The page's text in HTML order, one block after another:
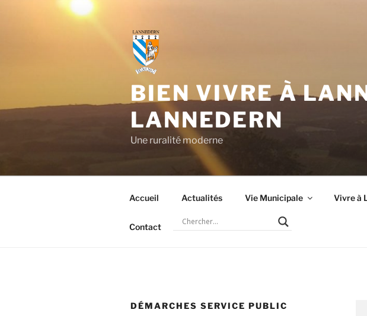
BIEN VIVRE À
LANNEDERN
Une ruralité moderne
Accueil Actualités Vie Municipale Vivre à
Contact
DÉMARCHES SERVICE PUBLIC